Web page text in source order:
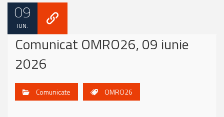
09
IUN.
Comunicat OMRO26, 09 iunie
2026
Comunicate OMRO26